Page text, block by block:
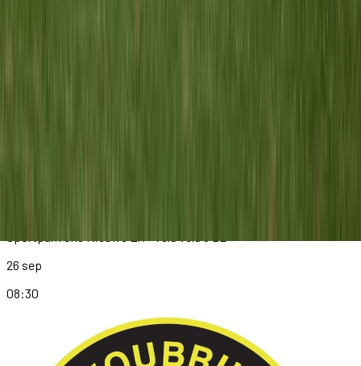
26 sep
08:30